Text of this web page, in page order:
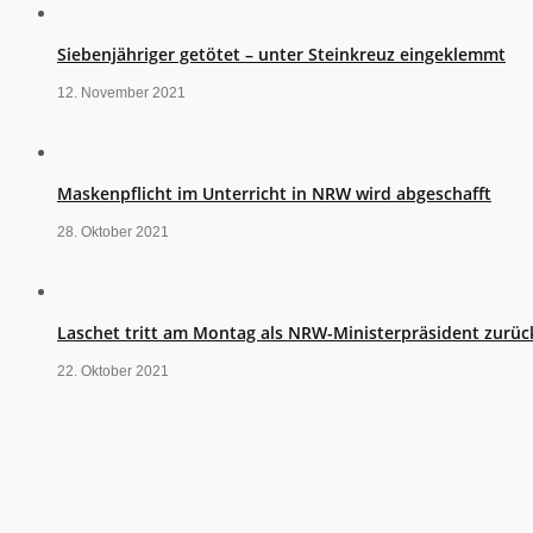
Siebenjähriger getötet – unter Steinkreuz eingeklemmt
12. November 2021
Maskenpflicht im Unterricht in NRW wird abgeschafft
28. Oktober 2021
Laschet tritt am Montag als NRW-Ministerpräsident
22. Oktober 2021